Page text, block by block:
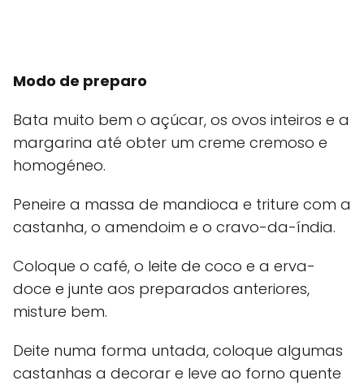
Modo de preparo
Bata muito bem o açúcar, os ovos inteiros e a
margarina até obter um creme cremoso e
homogéneo.
Peneire a massa de mandioca e triture com a
castanha, o amendoim e o cravo-da-índia.
Coloque o café, o leite de coco e a erva-
doce e junte aos preparados anteriores,
misture bem.
Deite numa forma untada, coloque algumas
castanhas a decorar e leve ao forno quente